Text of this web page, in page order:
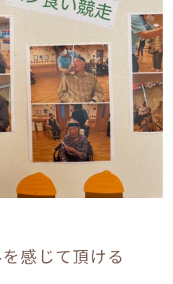
感じて頂ける